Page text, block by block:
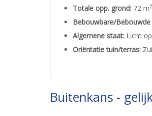
Totale opp. grond: 72 m2
Bebouwbare/Bebouwde
Algemene staat: Licht
Oriëntatie tuin/terras:
Buitenkans -